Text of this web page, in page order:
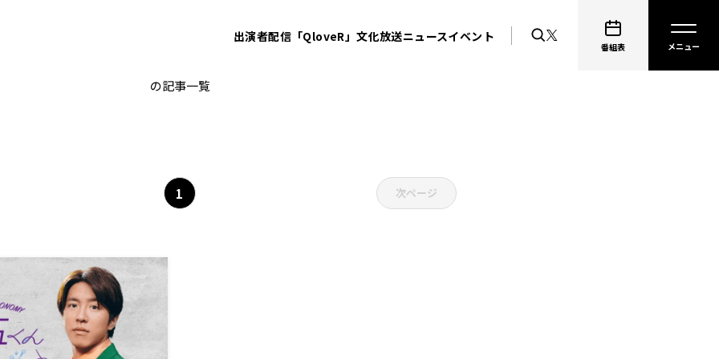
出演者配信「QloveR」文化放送ニュースイベント
番組表
ボディビル
の記事一覧
1 次ページ